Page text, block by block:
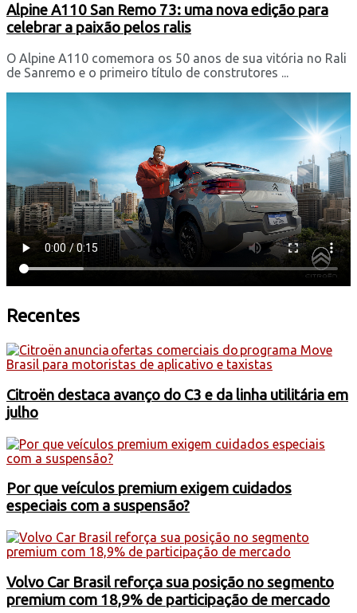
Alpine A110 San Remo 73: uma nova edição para
celebrar a paixão pelos ralis
O Alpine A110 comemora os 50 anos de sua vitória no Rali
de Sanremo e o primeiro título de construtores ...
Recentes
Citroën destaca avanço do C3 e da linha utilitária em
julho
Por que veículos premium exigem cuidados
especiais com a suspensão?
Volvo Car Brasil reforça sua posição no segmento
premium com 18,9% de participação de mercado